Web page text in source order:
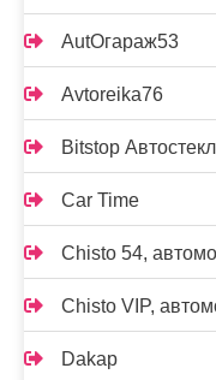
AutOгараж53
Avtoreika76
Bitstop
Car Time
Chisto 54,
Chisto VIP,
Dakap